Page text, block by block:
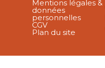
Mentions légales &
données
personnelles
CGV
Plan du site